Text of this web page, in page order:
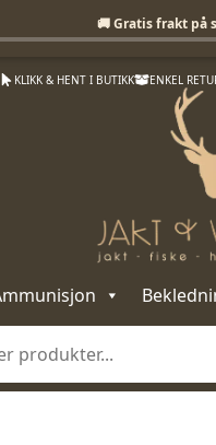
KLIKK & HENT I BUTIKK ENKEL
🚚 Gratis frakt på